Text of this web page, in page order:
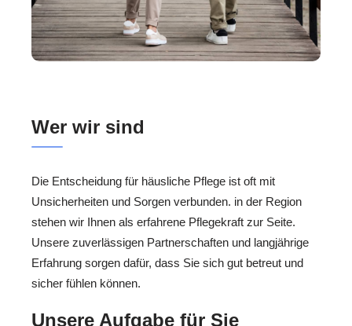
Wer wir sind
Die Entscheidung für häusliche Pflege ist oft mit
Unsicherheiten und Sorgen verbunden. in der Region
stehen wir Ihnen als erfahrene Pflegekraft zur Seite.
Unsere zuverlässigen Partnerschaften und langjährige
Erfahrung sorgen dafür, dass Sie sich gut betreut und
sicher fühlen können.
Unsere Aufgabe für Sie